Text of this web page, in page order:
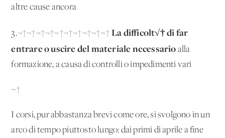
altre cause ancora
3.¬†¬†¬†¬†¬†¬†¬†¬†¬†¬†La difficolt√† di far
entrare o uscire del materiale necessario alla
formazione, a causa di controlli o impedimenti vari
¬†
I corsi, pur abbastanza brevi come ore, si svolgono in un
arco di tempo piuttosto lungo: dai primi di aprile a fine